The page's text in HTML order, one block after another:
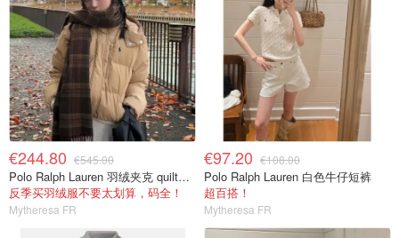
€244.80 €545.00
Polo Ralph Lauren 羽绒夹克 quilted款
反季买羽绒服不要太划算，码全！
Mytheresa FR
€97.20 €108.00
Polo Ralph Lauren 白色牛仔短裤
超百搭！
Mytheresa FR